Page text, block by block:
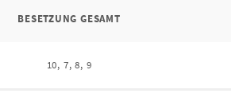
BESETZUNG GESAMT
10, 7, 8, 9